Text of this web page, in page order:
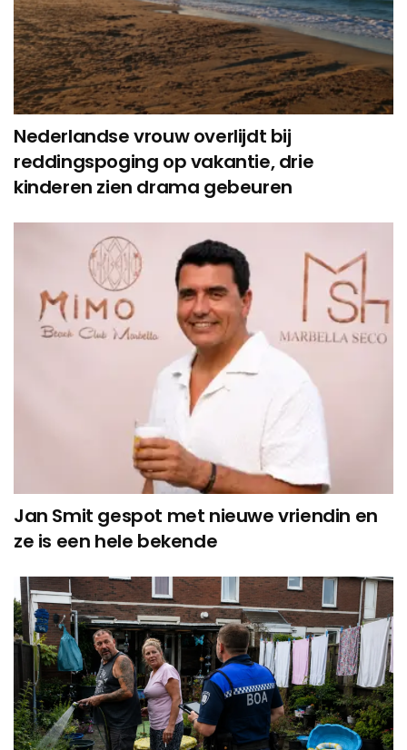
Nederlandse vrouw overlijdt bij
reddingspoging op vakantie, drie
kinderen zien drama gebeuren
Jan Smit gespot met nieuwe vriendin en
ze is een hele bekende